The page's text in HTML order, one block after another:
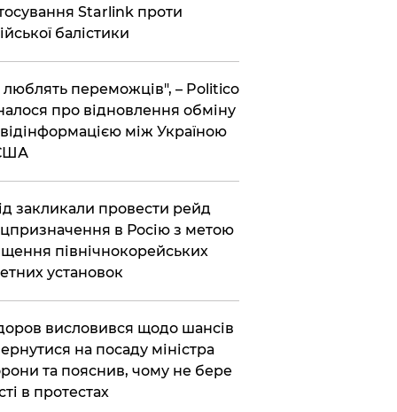
Starlink проти
балістики
люблять переможців", – Politico
про відновлення обміну
між Україною
закликали провести рейд
в Росію з метою
північнокорейських
установок
висловився щодо шансів
на посаду міністра
та пояснив, чому не бере
в протестах